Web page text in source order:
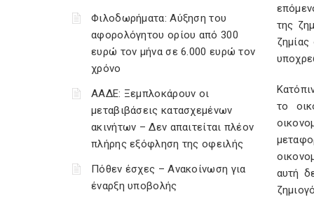
Φιλοδωρήματα: Αύξηση του
αφορολόγητου ορίου από 300
ευρώ τον μήνα σε 6.000 ευρώ τον
χρόνο
ΑΑΔΕ: Ξεμπλοκάρουν οι
μεταβιβάσεις κατασχεμένων
ακινήτων – Δεν απαιτείται πλέον
πλήρης εξόφληση της οφειλής
Πόθεν έσχες – Ανακοίνωση για
έναρξη υποβολής
της
το
αυτή